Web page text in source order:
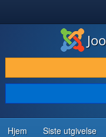
LAST NED & UTVID
OPPDAG & LÆR
SAMFUNN &
UTVIKLINGSRESSURSER
Hjem Siste utgivelse